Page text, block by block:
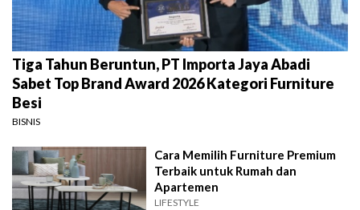
Tiga Tahun Beruntun, PT Importa Jaya Abadi
Sabet Top Brand Award 2026 Kategori Furniture
Besi
BISNIS
Cara Memilih Furniture Premium
Terbaik untuk Rumah dan
Apartemen
LIFESTYLE